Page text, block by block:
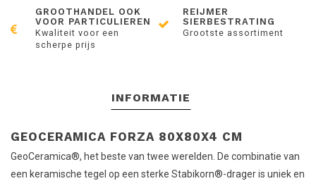
GROOTHANDEL OOK
VOOR PARTICULIEREN
Kwaliteit voor een
scherpe prijs
REIJMER
SIERBESTRATING
Grootste assortiment
INFORMATIE
GEOCERAMICA FORZA 80X80X4 CM
GeoCeramica®, het beste van twee werelden. De combinatie van
een keramische tegel op een sterke Stabikorn®-drager is uniek en